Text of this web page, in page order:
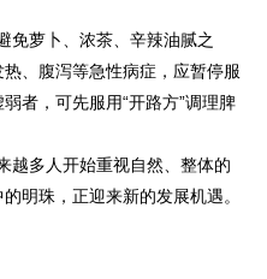
萝卜、浓茶、辛辣油腻之
、腹泻等急性病症，应暂停服
者，可先服用“开路方”调理脾
多人开始重视自然、整体的
明珠，正迎来新的发展机遇。